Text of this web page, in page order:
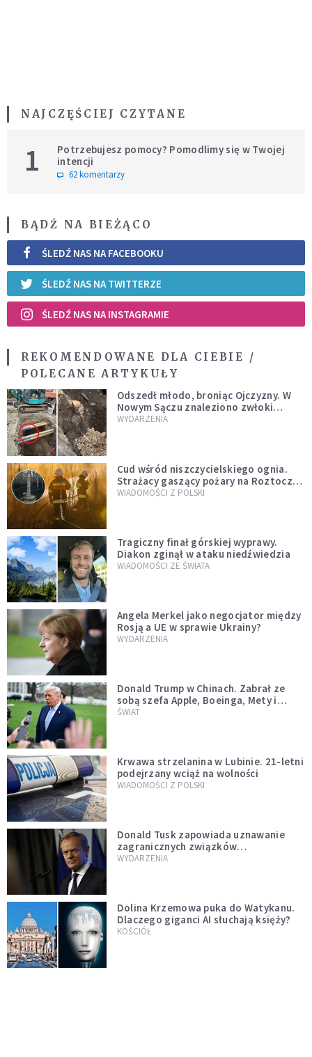
NAJCZĘŚCIEJ CZYTANE
1
Potrzebujesz pomocy? Pomodlimy się w Twojej
intencji
62 komentarzy
BĄDŹ NA BIEŻĄCO
ŚLEDŹ NAS NA FACEBOOKU
ŚLEDŹ NAS NA TWITTERZE
ŚLEDŹ NAS NA INSTAGRAMIE
REKOMENDOWANE DLA CIEBIE /
POLECANE ARTYKUŁY
Odszedł młodo, broniąc Ojczyzny. W
Nowym Sączu znaleziono zwłoki
mężczyzny z czasów potopu
WYDARZENIA
Cud wśród niszczycielskiego ognia.
Strażacy gaszący pożary na Roztoczu
opublikowali niezwykłe zdjęcie
WIADOMOŚCI Z POLSKI
Tragiczny finał górskiej wyprawy.
Diakon zginął w ataku niedźwiedzia
WIADOMOŚCI ZE ŚWIATA
Angela Merkel jako negocjator między
Rosją a UE w sprawie Ukrainy?
WYDARZENIA
Donald Trump w Chinach. Zabrał ze
sobą szefa Apple, Boeinga, Mety i
Muska
ŚWIAT
Krwawa strzelanina w Lubinie. 21-letni
podejrzany wciąż na wolności
WIADOMOŚCI Z POLSKI
Donald Tusk zapowiada uznawanie
zagranicznych związków
jednopłciowych. "Państwo oblało ten
WYDARZENIA
Dolina Krzemowa puka do Watykanu.
Dlaczego giganci AI słuchają księży?
KOŚCIÓŁ